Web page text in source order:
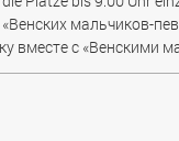
мальчиков-
вместе с «Венскими